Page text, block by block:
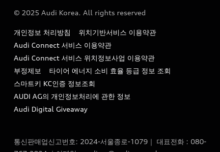
서비스 센터
서비스 프로그램
아우디 e-tron 케어 프로그램
사설수리업체를 위한 권고사항
아우디코리아 소식
아우디코리아 소개
아우디 스토리
아우디 브랜드 히스토리
quattro 시스템
딩)
이메일 : audi_m@audi-ccc.co.kr
© 2025 Audi Korea. All rights reserved
개인정보 처리방침
위치기반서비스 이용약관
Audi Connect 서비스 이용약관
Audi Connect 서비스 위치정보사업 이용약관
부정제보
타이어 에너지 소비 효율 등급 정보 조회
스마트키 KC인증 정보조회
AUDI AG의 개인정보처리에 관한 정보
Audi Digital Giveaway
통신판매업신고번호: 2024-서울종로-1079｜ 대표전화 : 080-